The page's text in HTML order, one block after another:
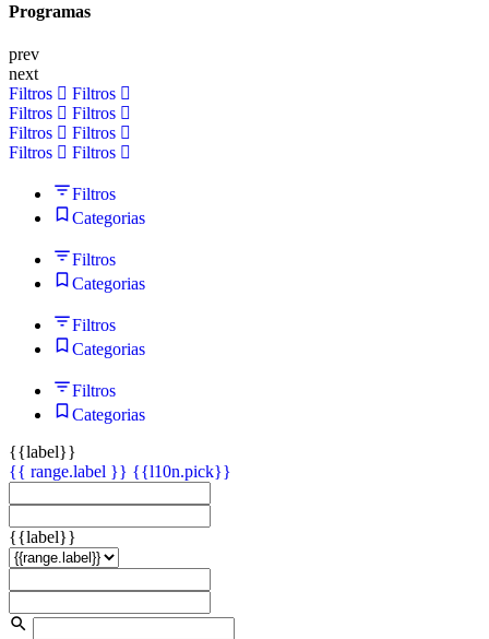
Programas
prev
next
Filtros
Filtros
Filtros
Filtros
Filtros
Filtros
Filtros
Filtros
Filtros
Categorias
Filtros
Categorias
Filtros
Categorias
Filtros
Categorias
{{label}}
{{ range.label }} {{l10n.pick}}
{{label}}